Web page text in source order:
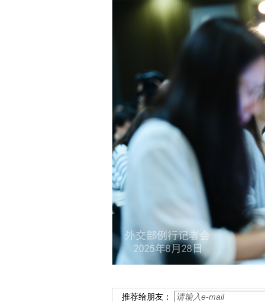
推荐给朋友：